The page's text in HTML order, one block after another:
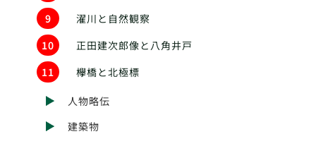
9
濯川と自然観察
10
正田建次郎像と八角井戸
11
欅橋と北極標
人物略伝
建築物